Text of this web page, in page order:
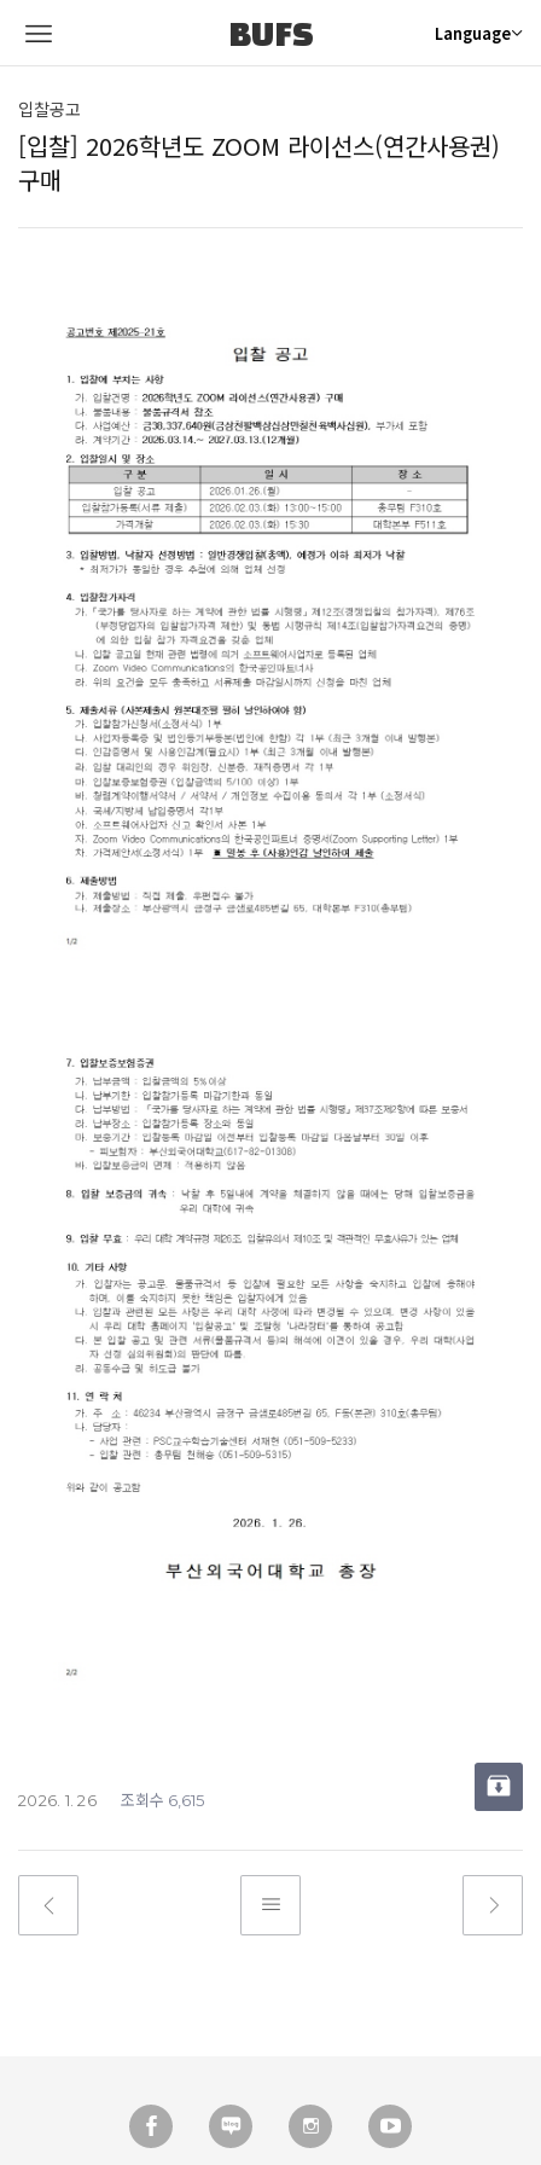
BUFS Language
입찰공고
[입찰] 2026학년도 ZOOM 라이선스(연간사용권)
구매
2026. 1. 26 조회수 6,615